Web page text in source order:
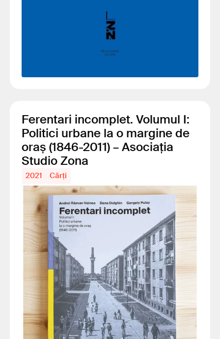
Ferentari incomplet. Volumul I:
Politici urbane la o margine de
oraș (1846-2011) – Asociația
Studio Zona
2021 Cărți